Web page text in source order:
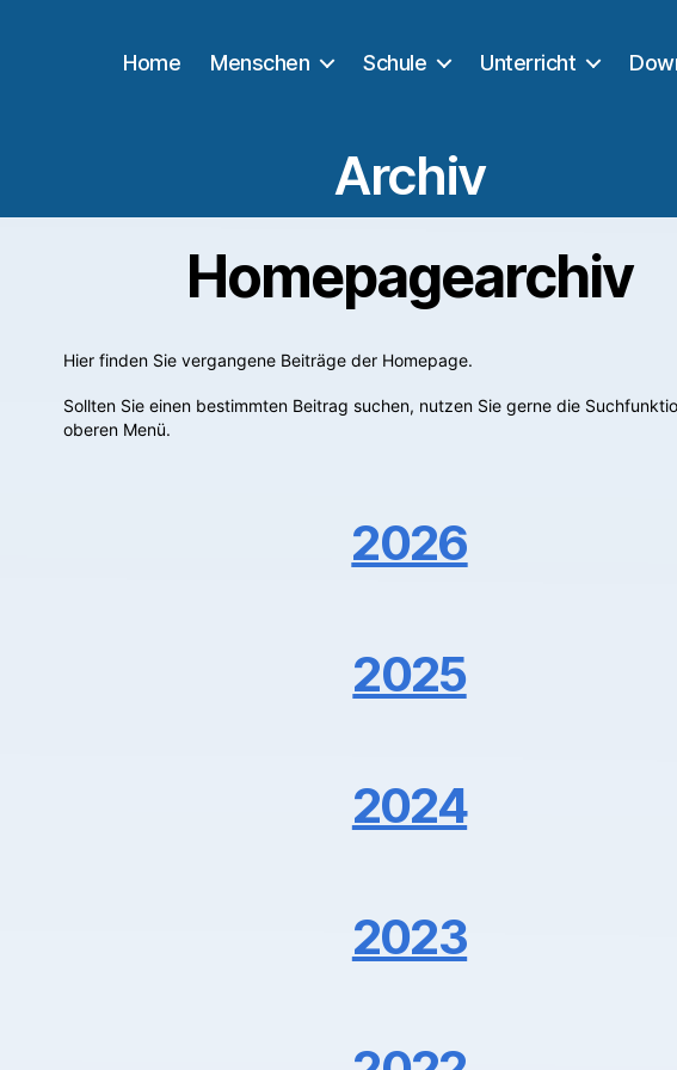
Home Menschen Schule Unterricht
Archiv
Homepagearchiv
Hier finden Sie vergangene Beiträge der Homepage.
Sollten Sie einen bestimmten Beitrag suchen, nutzen Sie gerne die
oberen Menü.
2026
2025
2024
2023